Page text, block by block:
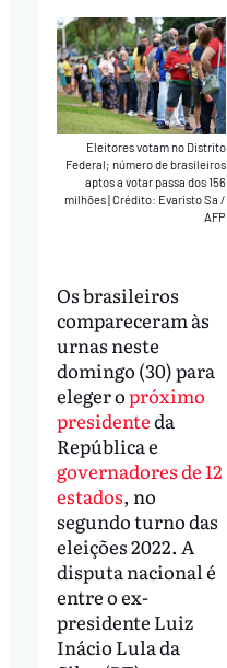
Eleitores votam no Distrito
Federal; número de brasileiros
aptos a votar passa dos 156
milhões Crédito: Evaristo Sa /
AFP
Os brasileiros
compareceram às
urnas neste
domingo (30) para
eleger opróximo
presidenteda
República e
governadores de 12
estados, no
segundo turno das
eleições 2022. A
disputa nacional é
entre o ex-
presidente Luiz
Inácio Lula da